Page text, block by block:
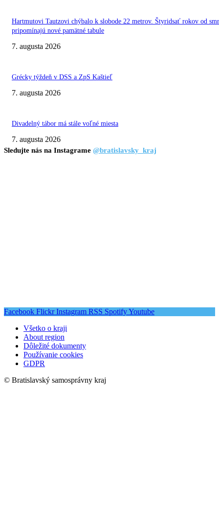
Hartmutovi Tautzovi chýbalo k slobode 22 metrov. Štyridsať rokov od
pripomínajú nové pamätné tabule
7. augusta 2026
Grécky týždeň v DSS a ZpS Kaštieľ
7. augusta 2026
Divadelný tábor má stále voľné miesta
7. augusta 2026
Sledujte nás na Instagrame @bratislavsky_kraj
Facebook Flickr Instagram RSS SpotifyYoutube
Všetko o kraji
About region
Dôležité dokumenty
Používanie cookies
GDPR
© Bratislavský samosprávny kraj